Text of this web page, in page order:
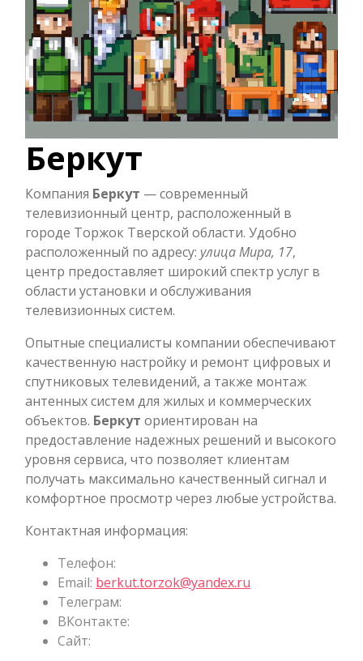
Беркут
Компания Беркут — современный
телевизионный центр, расположенный в
городе Торжок Тверской области. Удобно
расположенный по адресу: улица Мира, 17,
центр предоставляет широкий спектр услуг в
области установки и обслуживания
телевизионных систем.
Опытные специалисты компании обеспечивают
качественную настройку и ремонт цифровых и
спутниковых телевидений, а также монтаж
антенных систем для жилых и коммерческих
объектов. Беркут ориентирован на
предоставление надежных решений и высокого
уровня сервиса, что позволяет клиентам
получать максимально качественный сигнал и
комфортное просмотр через любые устройства.
Контактная информация:
Телефон:
Email: berkut.torzok@yandex.ru
Телеграм:
ВКонтакте:
Сайт: